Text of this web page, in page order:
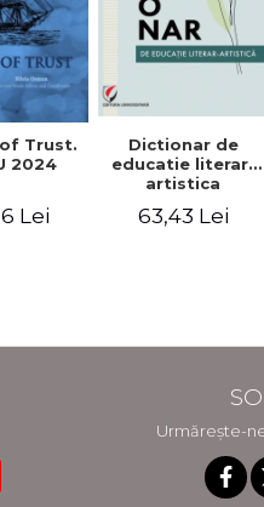
Trust.
2024
Lei
Dictionar de
educatie literar-
artistica
63,43 Lei
Urmărește-